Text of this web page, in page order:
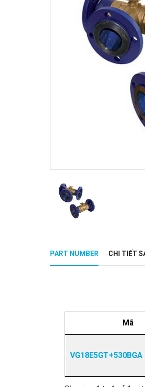
PART NUMBER CHI TIẾT
Mã
VG18E5GT+530BGA